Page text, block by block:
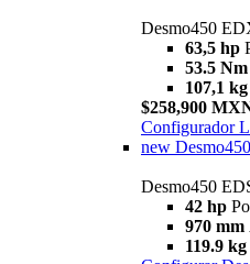
Desmo450
63,5 hp
53.5 Nm
107,1 kg
$258,900
Configurador
new
Desmo450
42 hp
970 mm
119.9 kg